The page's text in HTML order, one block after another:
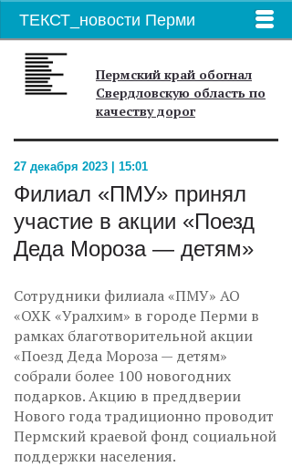
ТЕКСТ_новости Перми
Пермский край обогнал
Свердловскую область по
качеству дорог
27 декабря 2023 | 15:01
Филиал «ПМУ» принял
участие в акции «Поезд
Деда Мороза — детям»
Сотрудники филиала «ПМУ» АО
«ОХК «Уралхим» в городе Перми в
рамках благотворительной акции
«Поезд Деда Мороза — детям»
собрали более 100 новогодних
подарков. Акцию в преддверии
Нового года традиционно проводит
Пермский краевой фонд социальной
поддержки населения.